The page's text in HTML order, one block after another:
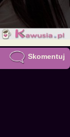
Skomentuj